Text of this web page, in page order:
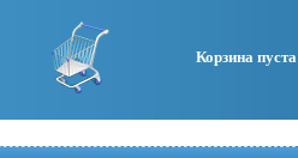
Корзина пуста